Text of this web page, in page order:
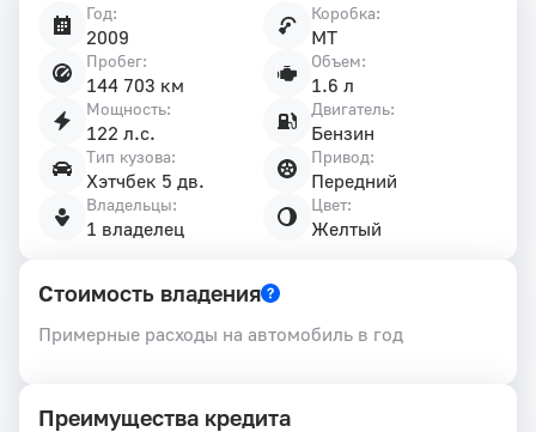
Год:
2009
Коробка:
MT
Пробег:
144 703 км
Объем:
1.6 л
Мощность:
122 л.с.
Двигатель:
Бензин
Тип кузова:
Хэтчбек 5 дв.
Привод:
Передний
Владельцы:
1 владелец
Цвет:
Желтый
Стоимость владения
Примерные расходы на автомобиль в год
Преимущества кредита